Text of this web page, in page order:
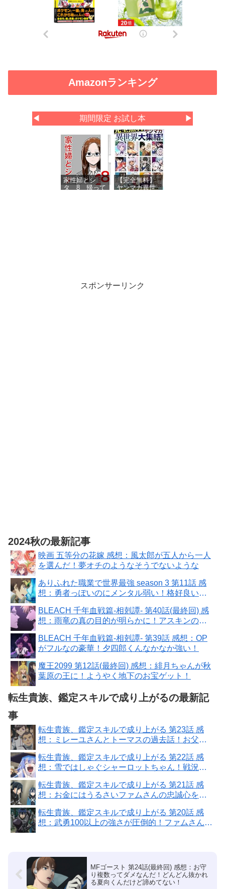
Amazonランキング
◀ 期間限定 お試し本 ▶
家性婦とシ
タ 8 帰って
【完全無料】
ヤンマガ異世
スポンサーリンク
2024秋の最新記事
映画 五等分の花嫁 感想：風太郎が五人から一人
を選んだ！夢オチのようなそうでないような
ありふれた職業で世界最強 season 3 第11話 感
想：勇者っぽいのにメンタル弱い！格好良いと
BLEACH 千年血戦篇-相剋譚- 第40話(最終回) 感
想：雨竜の真の目的が明らかに！アスキンのお
BLEACH 千年血戦篇-相剋譚- 第39話 感想：OP
がフルなの豪華！夕四郎くんなかなか強い！
魔王2099 第12話(最終回) 感想：緋月ちゃんが秋
葉原の王に！ようやく地下のお宝ゲット！
転生貴族、鑑定スキルで成り上がるの最新記
事
転生貴族、鑑定スキルで成り上がる 第23話 感
想：ミレーユさんとトーマスの過去話！お父さ
転生貴族、鑑定スキルで成り上がる 第22話 感
想：雪ではしゃぐシャーロットちゃん！戦況も
転生貴族、鑑定スキルで成り上がる 第21話 感
想：お金にはうるさいファムさんの忠誠心を射
転生貴族、鑑定スキルで成り上がる 第20話 感
想：武勇100以上の強さが圧倒的！ファムさん潜
MFゴースト 第24話(最終回) 感想：お守
り複数ってダメなんだ！どんどん抜かれ
る夏向くんだけど諦めてない！